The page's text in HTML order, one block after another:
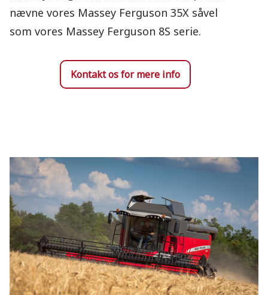
nævne vores Massey Ferguson 35X såvel
som vores Massey Ferguson 8S serie.
Kontakt os for mere info